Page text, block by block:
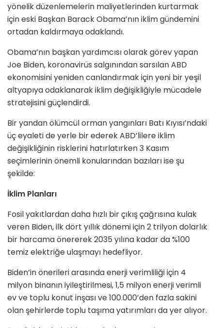
yönelik düzenlemelerin maliyetlerinden kurtarmak
için eski Başkan Barack Obama’nın iklim gündemini
ortadan kaldırmaya odaklandı.
Obama’nın başkan yardımcısı olarak görev yapan
Joe Biden, koronavirüs salgınından sarsılan ABD
ekonomisini yeniden canlandırmak için yeni bir yeşil
altyapıya odaklanarak iklim değişikliğiyle mücadele
stratejisini güçlendirdi.
Bir yandan ölümcül orman yangınları Batı Kıyısı’ndaki
üç eyaleti de yerle bir ederek ABD’lilere iklim
değişikliğinin risklerini hatırlatırken 3 Kasım
seçimlerinin önemli konularından bazıları ise şu
şekilde:
İklim Planları
Fosil yakıtlardan daha hızlı bir çıkış çağrısına kulak
veren Biden, ilk dört yıllık dönemi için 2 trilyon dolarlık
bir harcama önererek 2035 yılına kadar da %100
temiz elektriğe ulaşmayı hedefliyor.
Biden’in önerileri arasında enerji verimliliği için 4
milyon binanın iyileştirilmesi, 1,5 milyon enerji verimli
ev ve toplu konut inşası ve 100.000’den fazla sakini
olan şehirlerde toplu taşıma yatırımları da yer alıyor.